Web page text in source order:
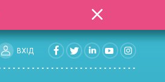
ВХIД